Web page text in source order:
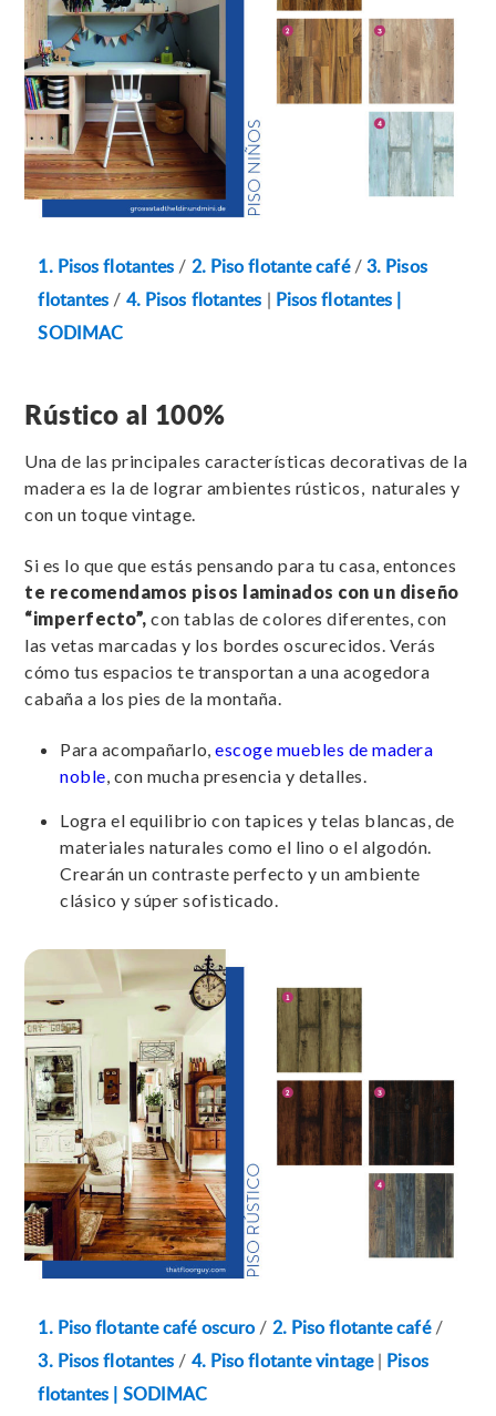
1. Pisos flotantes / 2. Piso flotante café/ 3. Pisos
flotantes / 4. Pisos flotantes
Pisos flotantes |
SODIMAC
Rústico al 100%
Una de las principales características decorativas de la
madera es la de lograr ambientes rústicos, naturales y
con un toque vintage.
Si es lo que que estás pensando para tu casa, entonces
te recomendamos pisos laminados con un diseño
“imperfecto”, con tablas de colores diferentes, con
las vetas marcadas y los bordes oscurecidos. Verás
cómo tus espacios te transportan a una acogedora
cabaña a los pies de la montaña.
Para acompañarlo, escoge muebles de madera
noble , con mucha presencia y detalles.
Logra el equilibrio con tapices y telas blancas, de
materiales naturales como el lino o el algodón.
Crearán un contraste perfecto y un ambiente
clásico y súper sofisticado.
1. Piso flotante café oscuro/ 2. Piso flotante café/
3. Pisos flotantes / 4. Piso flotante vintage
Pisos
flotantes | SODIMAC